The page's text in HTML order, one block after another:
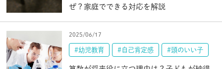
ぜ？家庭でできる対応を解説
2025/06/17
#幼児教育 #自己肯定感 #頭のいい子